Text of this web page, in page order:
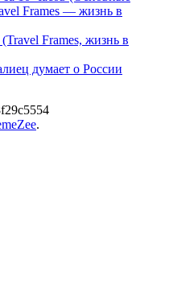
Frames — жизнь в
Frames, жизнь в
думает о России
.